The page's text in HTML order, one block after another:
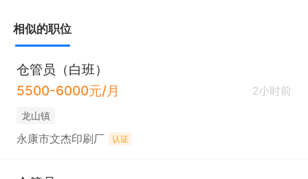
相似的职位
仓管员（白班）
5500-6000元/月
2小时前
龙山镇
永康市文杰印刷厂 认证